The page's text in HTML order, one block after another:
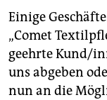
Einige
„Comet
geehrte Kund/
uns abgeben
nun an die